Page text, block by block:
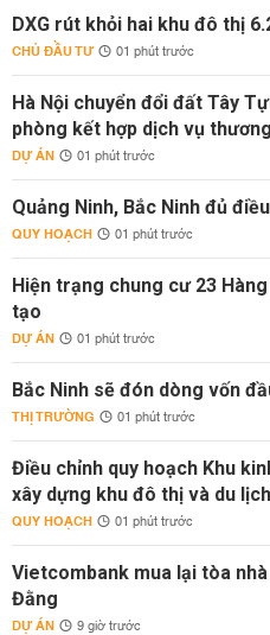
DXG rút khỏi hai khu đô thị
CHỦ ĐẦU TƯ 01 phút trước
Hà Nội chuyển đổi đất Tây
phòng kết hợp dịch vụ
DỰ ÁN 01 phút trước
Quảng Ninh, Bắc Ninh đủ
QUY HOẠCH 01 phút trước
Hiện trạng chung cư 23
tạo
DỰ ÁN 01 phút trước
Bắc Ninh sẽ đón dòng vốn
THỊ TRƯỜNG 01 phút trước
Điều chỉnh quy hoạch Khu
xây dựng khu đô thị và du lịch
QUY HOẠCH 01 phút trước
Vietcombank mua lại tòa
Đằng
DỰ ÁN 9 giờ trước